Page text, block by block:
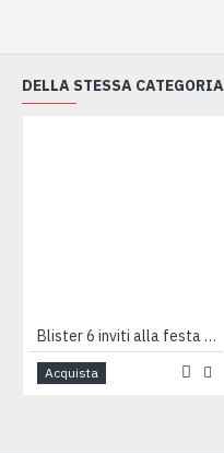
DELLA STESSA CATEGORIA
Blister 6 inviti alla festa CUCCIOLOTTI
Acquista